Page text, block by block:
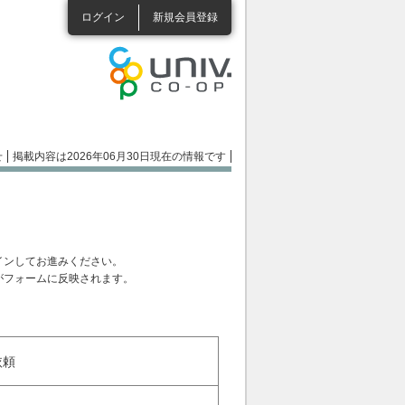
ログイン 新規会員登録
掲載内容は2026年06月30日現在の情報です
してお進みください。
ォームに反映されます。